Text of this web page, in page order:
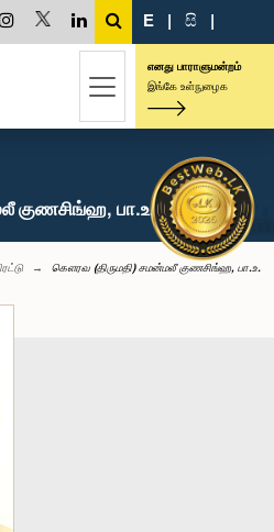
E | සි |
எனது பாராளுமன்றம்
இங்கே உள்நுழைக
குணசிங்ஹ, பா.உ.
கௌரவ (திருமதி) சமன்மலீ குணசிங்ஹ, பா.உ.